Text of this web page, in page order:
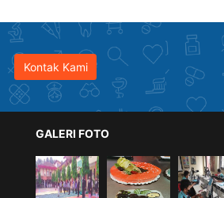
Kontak Kami
GALERI FOTO